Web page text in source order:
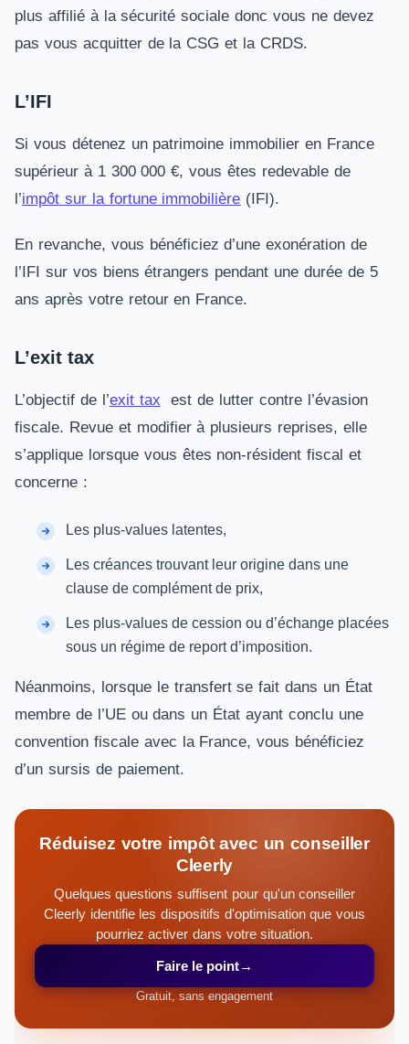
plus affilié à la sécurité sociale donc vous ne devez
pas vous acquitter de la CSG et la CRDS.
L’IFI
Si vous détenez un patrimoine immobilier en France
supérieur à 1 300 000 €, vous êtes redevable de
l’impôt sur la fortune immobilière (IFI).
En revanche, vous bénéficiez d’une exonération de
l’IFI sur vos biens étrangers pendant une durée de 5
ans après votre retour en France.
L’exit tax
L’objectif de l’exit tax est de lutter contre l’évasion
fiscale. Revue et modifier à plusieurs reprises, elle
s’applique lorsque vous êtes non-résident fiscal et
concerne :
Les plus-values latentes,
Les créances trouvant leur origine dans une
clause de complément de prix,
Les plus-values de cession ou d’échange placées
sous un régime de report d’imposition.
Néanmoins, lorsque le transfert se fait dans un État
membre de l’UE ou dans un État ayant conclu une
convention fiscale avec la France, vous bénéficiez
d’un sursis de paiement.
Réduisez votre impôt avec un conseiller
Cleerly
Quelques questions suffisent pour qu'un conseiller
Cleerly identifie les dispositifs d'optimisation que vous
pourriez activer dans votre situation.
Faire le point→
Gratuit, sans engagement